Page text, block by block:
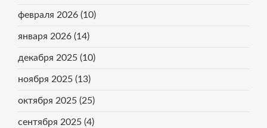
февраля 2026 (10)
января 2026 (14)
декабря 2025 (10)
ноября 2025 (13)
октября 2025 (25)
сентября 2025 (4)